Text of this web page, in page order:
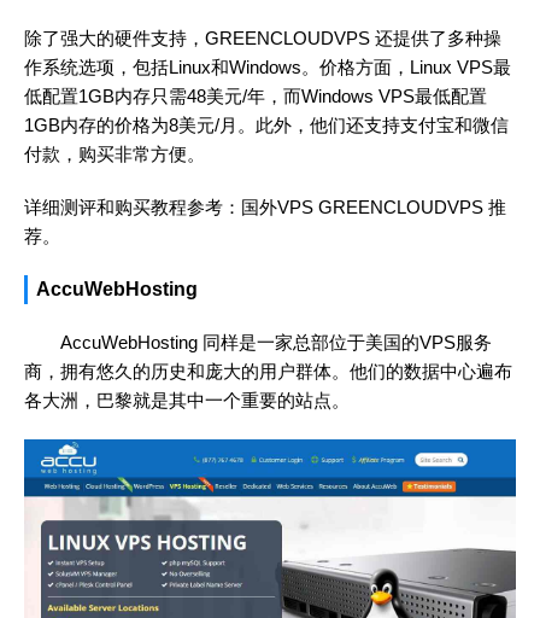
除了强大的硬件支持，GREENCLOUDVPS 还提供了多种操
作系统选项，包括Linux和Windows。价格方面，Linux VPS最
低配置1GB内存只需48美元/年，而Windows VPS最低配置
1GB内存的价格为8美元/月。此外，他们还支持支付宝和微信
付款，购买非常方便。
详细测评和购买教程参考： 国外VPS GREENCLOUDVPS 推
荐。
AccuWebHosting
AccuWebHosting 同样是一家总部位于美国的VPS服务
商，拥有悠久的历史和庞大的用户群体。他们的数据中心遍布
各大洲，巴黎就是其中一个重要的站点。